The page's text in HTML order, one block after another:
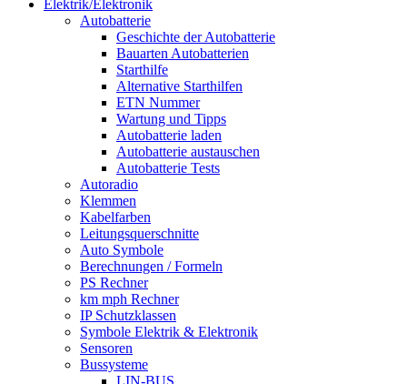
Elektrik/Elektronik
Autobatterie
Geschichte der Autobatterie
Bauarten Autobatterien
Starthilfe
Alternative Starthilfen
ETN Nummer
Wartung und Tipps
Autobatterie laden
Autobatterie austauschen
Autobatterie Tests
Autoradio
Klemmen
Kabelfarben
Leitungsquerschnitte
Auto Symbole
Berechnungen / Formeln
PS Rechner
km mph Rechner
IP Schutzklassen
Symbole Elektrik & Elektronik
Sensoren
Bussysteme
LIN-BUS